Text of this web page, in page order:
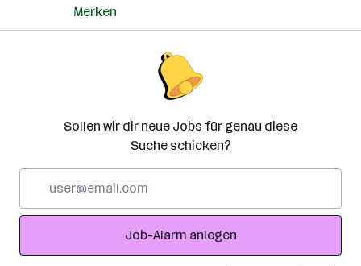
Merken
Sollen wir dir neue Jobs für genau diese
Suche schicken?
Adresse
Job-Alarm anlegen